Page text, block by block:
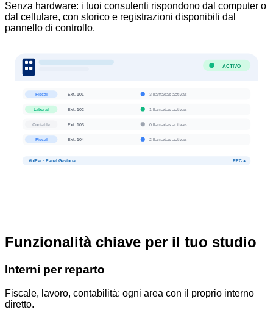
Senza hardware: i tuoi consulenti rispondono dal computer o
dal cellulare, con storico e registrazioni disponibili dal
pannello di controllo.
ACTIVO
Fiscal Ext. 101 3llamadas activas
Laboral Ext. 102 1llamadas activas
Contable Ext. 103 0llamadas activas
Fiscal Ext. 104 2llamadas activas
VoIPer · Panel Gestoría REC ●
Funzionalità chiave per il tuo studio
Interni per reparto
Fiscale, lavoro, contabilità: ogni area con il proprio interno
diretto.